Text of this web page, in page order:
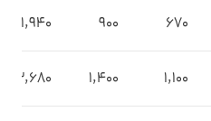
670
900
1,940
1,100
1,400
2,680